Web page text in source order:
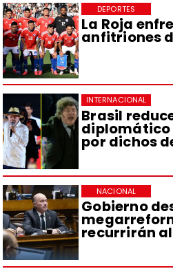
La Roja
anfitriones
DEPORTES
Brasil
diplomático
por dichos
INTERNACIONAL
Gobierno
recurrirán al
NACIONAL